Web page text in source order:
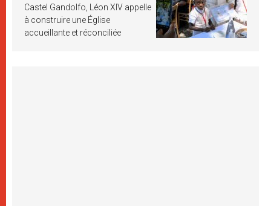
Castel Gandolfo, Léon XIV appelle
à construire une Église
accueillante et réconciliée